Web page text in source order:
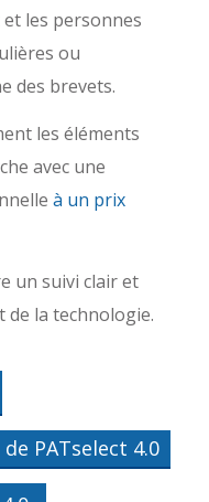
les personnes
ou
des brevets.
les éléments
avec une
à un prix
un suivi clair et
de la technologie.
PATselect 4.0